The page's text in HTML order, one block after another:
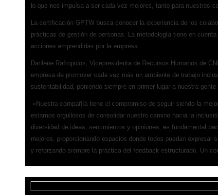
lo que nos impulsa a ser cada vez mejores, tanto para nuestros
La certificación GPTW busca conocer la experiencia de los
prácticas de gestión de personas. La metodología tiene en
acciones emprendidas por la empresa.
Darilene Raftopulos, Vicepresidenta de Recursos Humanos de
empresa de promover cada vez más un ambiente de trabajo
sustentabilidad, poniendo siempre en primer lugar a nuestra
«Nuestra compañía tiene el compromiso de seguir siendo la
estamos orgullosos de consolidar nuestro camino hacia la
diversidad de ideas, sentimientos y opiniones, es fundamental
mejores, proporcionando espacios donde todos puedan
y reforzando siempre la práctica del feedback estructurado. Un